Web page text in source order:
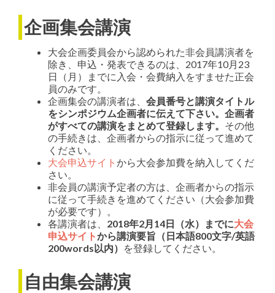
企画集会講演
大会企画委員会から認められた非会員講演者を
除き、申込・発表できるのは、2017年10月23
日（月）までに入会・会費納入をすませた正会
員のみです。
企画集会の講演者は、 会員番号と講演タイトル
をシンポジウム企画者に伝えて下さい。企画者
がすべての講演をまとめて登録します。 その他
の手続きは、企画者からの指示に従って進めて
ください。
大会申込サイト から大会参加費を納入してくだ
さい。
非会員の講演予定者の方は、企画者からの指示
に従って手続きを進めてください（大会参加費
が必要です）。
各講演者は、 2018年2月14日（水）までに大会
申込サイトから講演要旨（日本語800文字/英語
200words以内） を登録してください。
自由集会講演